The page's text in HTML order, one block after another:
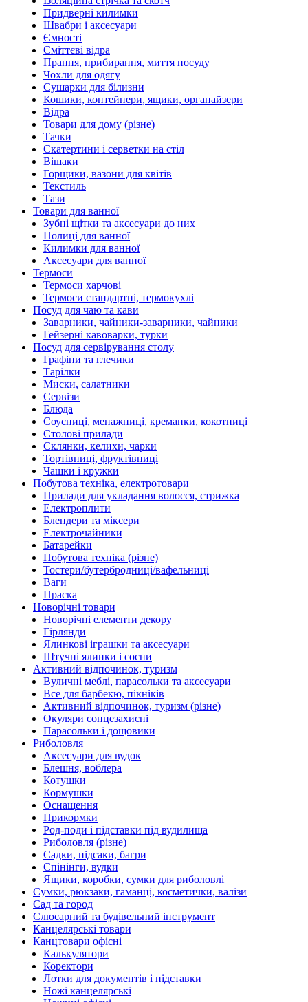
Придверні килимки
Швабри і аксесуари
Ємності
Сміттєві відра
Прання, прибирання, миття посуду
Чохли для одягу
Сушарки для білизни
Кошики, контейнери, ящики, органайзери
Відра
Товари для дому (різне)
Тачки
Скатертини і серветки на стіл
Вішаки
Горщики, вазони для квітів
Текстиль
Тази
Товари для ванної
Зубні щітки та аксесуари до них
Полиці для ванної
Килимки для ванної
Аксесуари для ванної
Термоси
Термоси харчові
Термоси стандартні, термокухлі
Посуд для чаю та кави
Заварники, чайники-заварники, чайники
Гейзерні кавоварки, турки
Посуд для сервірування столу
Графіни та глечики
Тарілки
Миски, салатники
Сервізи
Блюда
Соусниці, менажниці, креманки, кокотниці
Столові прилади
Склянки, келихи, чарки
Тортівниці, фруктівниці
Чашки і кружки
Побутова техніка, електротовари
Прилади для укладання волосся, стрижка
Електроплити
Блендери та міксери
Електрочайники
Батарейки
Побутова техніка (різне)
Тостери/бутербродниці/вафельниці
Ваги
Праска
Новорічні товари
Новорічні елементи декору
Гірлянди
Ялинкові іграшки та аксесуари
Штучні ялинки і сосни
Активний відпочинок, туризм
Вуличні меблі, парасольки та аксесуари
Все для барбекю, пікніків
Активний відпочинок, туризм (різне)
Окуляри сонцезахисні
Парасольки і дощовики
Риболовля
Аксесуари для вудок
Блешня, воблера
Котушки
Кормушки
Оснащення
Прикормки
Род-поди і підставки під вудилища
Риболовля (різне)
Садки, підсаки, багри
Спінінги, вудки
Ящики, коробки, сумки для риболовлі
Сумки, рюкзаки, гаманці, косметички, валізи
Сад та город
Слюсарний та будівельний інструмент
Канцелярські товари
Канцтовари офісні
Калькулятори
Коректори
Лотки для документів і підставки
Ножі канцелярські